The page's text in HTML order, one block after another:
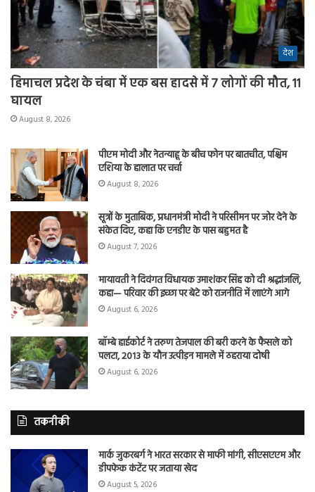
देश
हिमाचल प्रदेश के चंबा में एक बस हादसे में 7 लोगों की मौत, 11
घायल
August 8, 2026
पीएम मोदी और नेतन्याहू के बीच फोन पर बातचीत, पश्चिम
एशिया के हालात पर चर्चा
August 8, 2026
सूत्रों के मुताबिक, प्रधानमंत्री मोदी ने परिसीमन पर जोर देने के
संकेत दिए, कहा कि एनडीए के पास बहुमत है
August 7, 2026
मायावती ने दिवंगत विधायक उमाशंकर सिंह को दी श्रद्धांजलि,
कहा— परिवार की इच्छा पर बेटे को राजनीति में लाएंगे आगे
August 6, 2026
बॉम्बे हाईकोर्ट ने तरुण तेजपाल की बरी करने के फैसले को
पलटा, 2013 के यौन उत्पीड़न मामले में ठहराया दोषी
August 6, 2026
तकनीकी
मार्क जुकरबर्ग ने भारत सरकार से माफी मांगी, सीएसएएम और
डीपफेक कंटेंट पर जताया खेद
August 5, 2026